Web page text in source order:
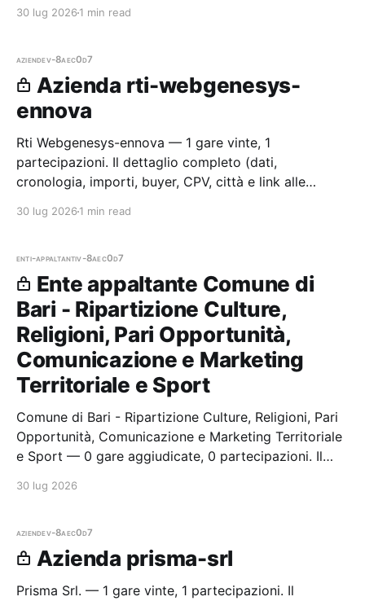
30 lug 2026 1 min read
aziendev-8aec0d7
Azienda rti-webgenesys-
ennova
Rti Webgenesys-ennova — 1 gare vinte, 1
partecipazioni. Il dettaglio completo (dati,
cronologia, importi, buyer, CPV, città e link alle
30 lug 2026 1 min read
enti-appaltantiv-8aec0d7
Ente appaltante Comune di
Bari - Ripartizione Culture,
Religioni, Pari Opportunità,
Comunicazione e Marketing
Territoriale e Sport
Comune di Bari - Ripartizione Culture, Religioni, Pari
Opportunità, Comunicazione e Marketing Territoriale
e Sport — 0 gare aggiudicate, 0 partecipazioni. Il
cronologia
30 lug 2026
aziendev-8aec0d7
Azienda prisma-srl
Prisma Srl. — 1 gare vinte, 1 partecipazioni. Il